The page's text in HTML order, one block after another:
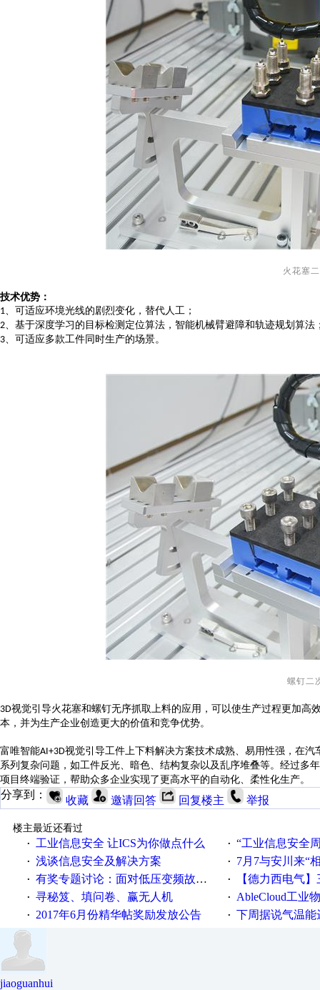
火花塞
技术优势：
1、可适应环境光线的剧烈变化，替代人工；
2、基于深度学习的目标检测定位算法，智能机械臂避障和轨迹规划算法
3、可适应多款工件同时生产的场景。
螺钉二
3D视觉引导火花塞和螺钉无序抓取上料的应用 ，可以使生产过程更加高
本，并为生产企业创造更大的价值和竞争优势。
富唯智能AI+3D视觉引导工件上下料解决方案技术成熟、易用性强，在汽
系列复杂问题，如工件反光、暗色、结构复杂以及乱序堆叠等。 经过多
项目终端验证，帮助众多企业实现了 更高水平的 自动化、柔性化生产。
分享到： 收藏 邀请回答 回复楼主 举报
楼主最近还看过
·
工业信息安全 让ICS为你做点什么 · “工业信息安全周之我见”
· 浅谈信息安全及解决方案 · 7月7与安川来“
· 有奖专题讨论：面对低压变频故障，老手是这样解决的！ · 【德力西电气】三
· 寻秘笈、填问卷、赢无人机 · AbleCloud工业物联
· 2017年6月份精华帖奖励发放公告 · 下周据说气温能
jiaoguanhui